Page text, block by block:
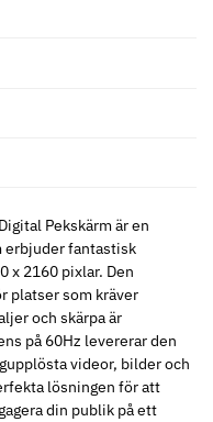
Pekskärm är en
erbjuder fantastisk
x 2160 pixlar. Den
platser som kräver
och skärpa är
på 60Hz levererar den
videor, bilder och
lösningen för att
din publik på ett